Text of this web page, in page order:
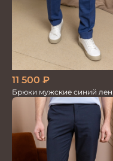
11 500 ₽
Брюки мужские синий лен